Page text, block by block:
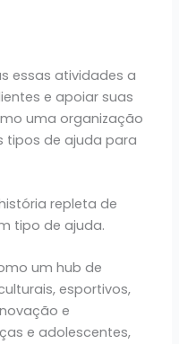
essas atividades a
e apoiar suas
uma organização
tipos de ajuda para
repleta de
tipo de ajuda.
um hub de
esportivos,
e
e adolescentes,